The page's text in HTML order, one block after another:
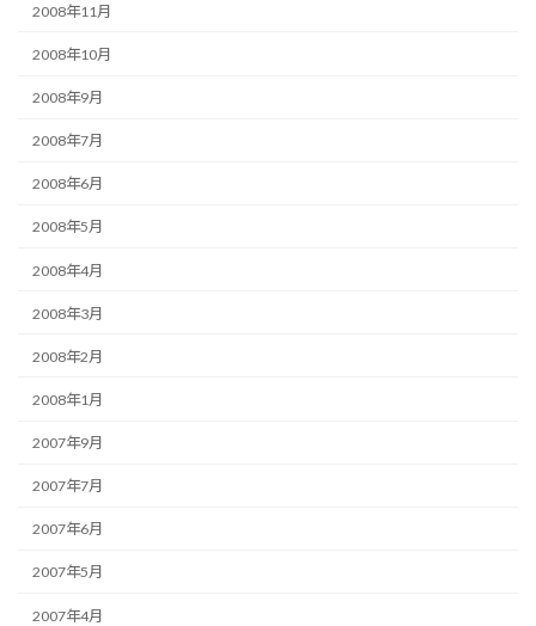
2008年11月
2008年10月
2008年9月
2008年7月
2008年6月
2008年5月
2008年4月
2008年3月
2008年2月
2008年1月
2007年9月
2007年7月
2007年6月
2007年5月
2007年4月